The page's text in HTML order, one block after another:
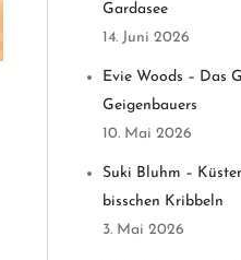
Gardasee
14. Juni 2026
Evie Woods – Das
Geigenbauers
10. Mai 2026
Suki Bluhm –
bisschen Kribbeln
3. Mai 2026